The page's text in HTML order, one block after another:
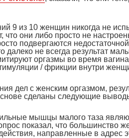
9 из 10 женщин никогда не
что они либо просто не
подвергаются недостаточной
далеко не всегда результат
оргазмы во время
/ фрикции внутри
дел с женским оргазмом,
сделаны следующие
мышцы малого таза
показал, что большинство
направленные в адрес